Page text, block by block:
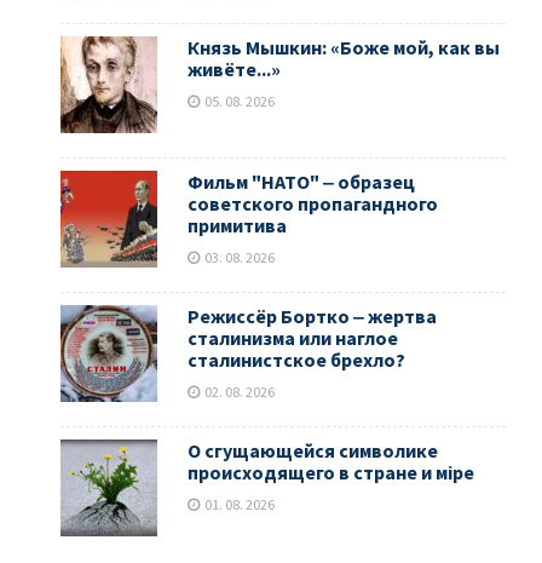
Князь Мышкин: «Боже мой, как вы
живёте...»
05. 08. 2026
Фильм "НАТО" ‒ образец
советского пропагандного
примитива
03. 08. 2026
Режиссёр Бортко ‒ жертва
сталинизма или наглое
сталинистское брехло?
02. 08. 2026
О сгущающейся символике
происходящего в стране и мiре
01. 08. 2026